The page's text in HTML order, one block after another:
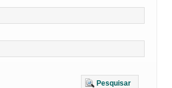
Pesquisar